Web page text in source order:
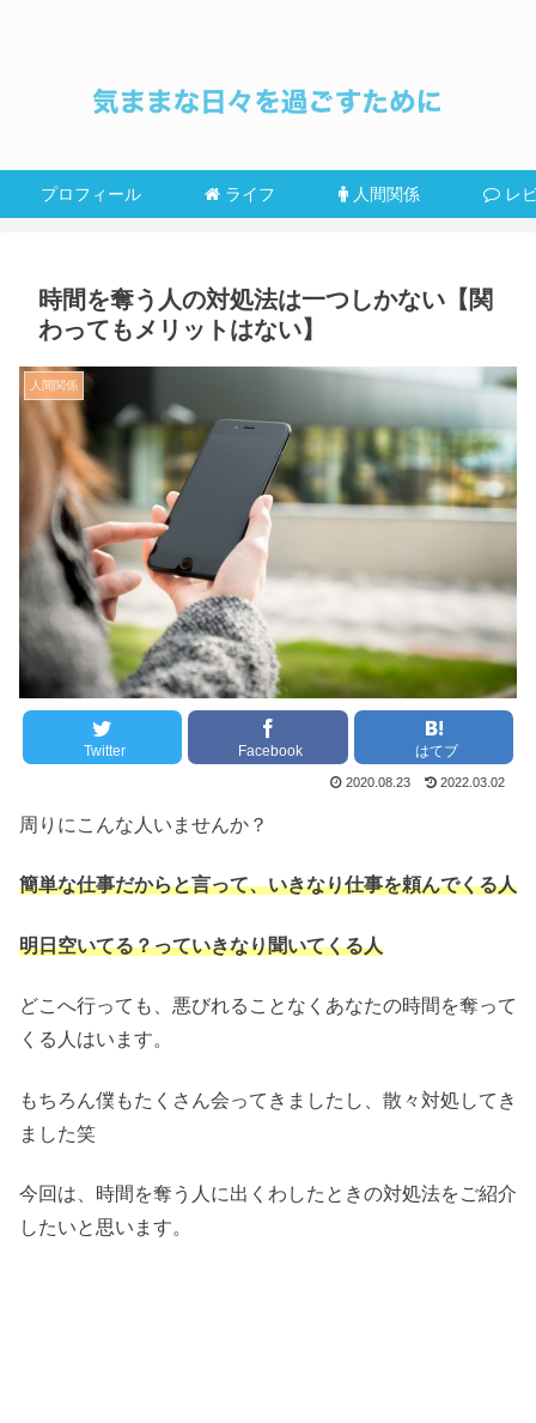
プロフィール ライフ 人間関係 レ
時間を奪う人の対処法は一つしかない【関
わってもメリットはない】
人間関係
Twitter Facebook はてブ
2020.08.23 2022.03.02
周りにこんな人いませんか？
簡単な仕事だからと言って、いきなり仕事を頼んでくる人
明日空いてる？っていきなり聞いてくる人
どこへ行っても、悪びれることなくあなたの時間を奪って
くる人はいます。
もちろん僕もたくさん会ってきましたし、散々対処してき
ました笑
今回は、時間を奪う人に出くわしたときの対処法をご紹介
したいと思います。